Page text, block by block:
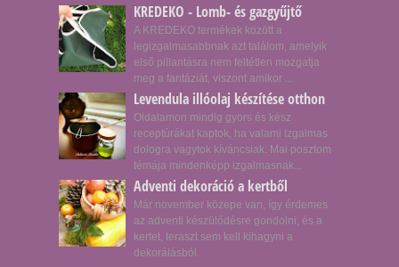
KREDEKO - Lomb- és gazgyűjtő
A KREDEKO termékek között a
legizgalmasabbnak azt találom, amelyik
első pillantásra nem feltétlen mozgatja
meg a fantáziát, viszont amikor ...
Levendula illóolaj készítése otthon
Oldalamon mindig gyors és kész
receptúrákat kaptok, ha valami izgalmas
dologra vagytok kíváncsiak. Mai posztom
témája mindenképp izgalmasnak...
Adventi dekoráció a kertből
Már november közepe van, így érdemes
az adventi készülődésre gondolni, és a
kertet, teraszt sem kell kihagyni a
dekorálásból.